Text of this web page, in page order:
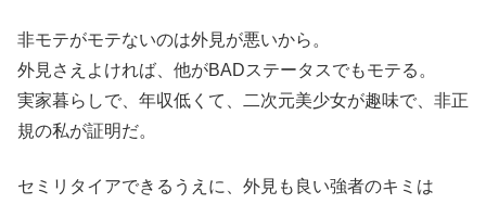
非モテがモテないのは外見が悪いから。
外見さえよければ、他がBADステータスでもモテる。
実家暮らしで、年収低くて、二次元美少女が趣味で、非正
規の私が証明だ。
セミリタイアできるうえに、外見も良い強者のキミは